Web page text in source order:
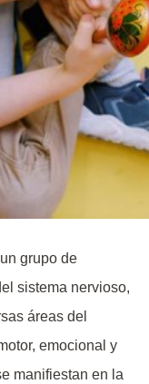
grupo de
sistema nervioso,
áreas del
emocional y
manifiestan en la